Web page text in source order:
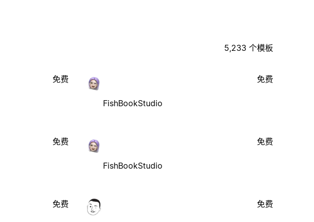
5,233 个模板
免费
FishBookStudio
免费
免费
FishBookStudio
免费
免费 免费